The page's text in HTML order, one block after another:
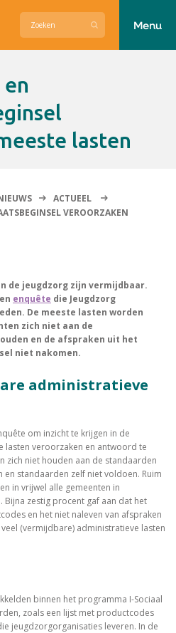
Menu
lasten
ACTUEEL
VEROORZAKEN
de jeugdzorg zijn vermijdbaar.
enquête die Jeugdzorg
De meeste lasten worden
zich niet aan de
en de afspraken uit het
niet nakomen.
om inzicht te krijgen in de
veroorzaken en antwoord te
zich niet houden aan de standaarden
standaarden zelf niet voldoen. Ruim
in vrijwel alle gemeenten in
Bijna zestig procent gaf aan dat het
en het niet naleven van afspraken
(vermijdbare) administratieve lasten
binnen het programma I-Sociaal
zoals een lijst met productcodes
jeugdzorgorganisaties leveren. In de